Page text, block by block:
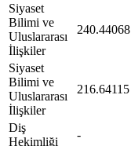
Siyaset
Bilimi ve
Uluslararası
İlişkiler
240.44068
Siyaset
Bilimi ve
Uluslararası
İlişkiler
216.64115
Diş
Hekimliği
-